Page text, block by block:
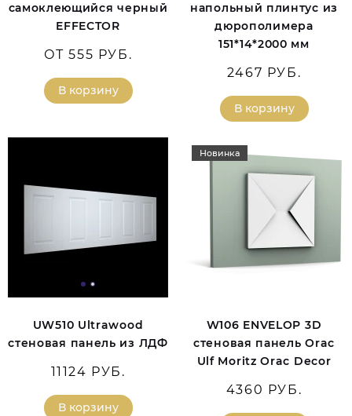
самоклеющийся черный
EFFECTOR
ОТ 555 РУБ.
В корзину
напольный плинтус из
дюрополимера
151*14*2000 мм
2467 РУБ.
В корзину
UW510 Ultrawood
стеновая панель из ЛДФ
11124 РУБ.
В корзину
Новинка
W106 ENVELOP 3D
стеновая панель Orac
Ulf Moritz Orac Decor
4360 РУБ.